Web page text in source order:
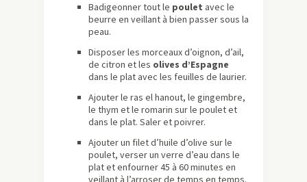
Badigeonner tout le poulet avec le
beurre en veillant à bien passer sous la
peau.
Disposer les morceaux d’oignon, d’ail,
de citron et les olives d’Espagne
dans le plat avec les feuilles de laurier.
Ajouter le ras el hanout, le gingembre,
le thym et le romarin sur le poulet et
dans le plat. Saler et poivrer.
Ajouter un filet d’huile d’olive sur le
poulet, verser un verre d’eau dans le
plat et enfourner 45 à 60 minutes en
veillant à l’arroser de temps en temps.